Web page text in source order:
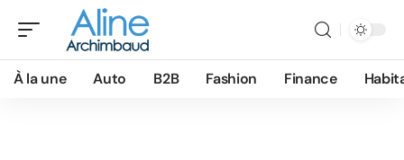
À la une Auto B2B Fashion Finance